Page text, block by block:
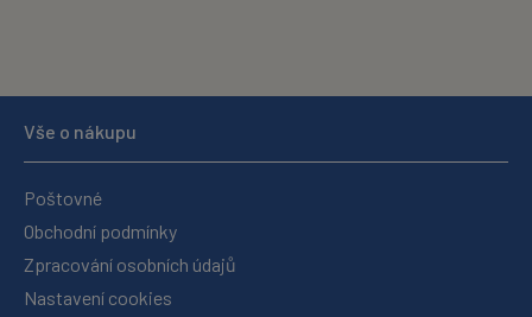
Vše o nákupu
Poštovné
Obchodní podmínky
Zpracování osobních údajů
Nastavení cookies